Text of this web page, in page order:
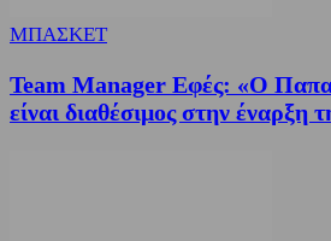
ΜΠΑΣΚΕΤ
Team Manager Εφές: «Ο
είναι διαθέσιμος στην έναρξη